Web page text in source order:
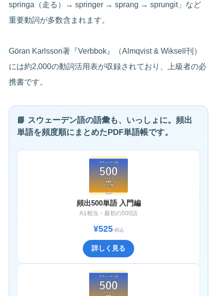
springa（走る）→ springer → sprang → sprungit」など
重要動詞が多数含まれます。
Göran Karlsson著『Verbbok』（Almqvist & Wiksell刊）
には約2,000の動詞活用表が収録されており、上級者の必
携書です。
📘 スウェーデン語の語彙も、いっしょに。頻出
単語を頻度順にまとめたPDF単語帳です。
頻出500単語 入門編
A1相当・最初の500語
¥525税込
詳しく見る